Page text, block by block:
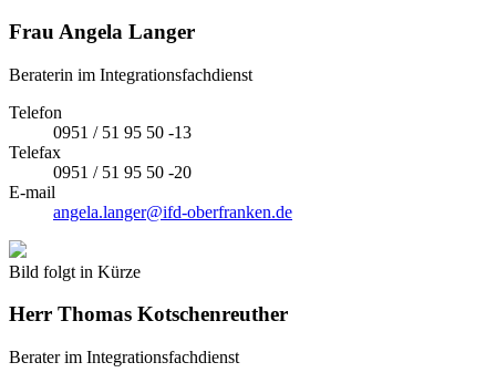
Frau Angela Langer
Beraterin im Integrationsfachdienst
Telefon
0951 / 51 95 50 -13
Telefax
0951 / 51 95 50 -20
E-mail
angela.langer@ifd-oberfranken.de
Bild folgt in Kürze
Herr Thomas Kotschenreuther
Berater im Integrationsfachdienst